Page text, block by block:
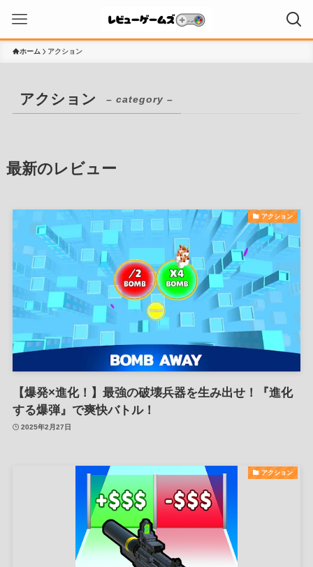
ホーム アクション
アクション – category –
最新のレビュー
アクション
【爆発×進化！】最強の破壊兵器を生み出せ！『進化
する爆弾』で爽快バトル！
2025年2月27日
アクション